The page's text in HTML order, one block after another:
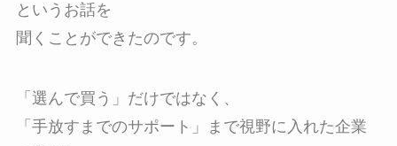
というお話を
聞くことができたのです。
「選んで買う」だけではなく、
「手放すまでのサポート」まで視野に入れた企業